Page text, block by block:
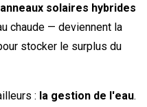
solaires hybrides
chaude — deviennent la
stocker le surplus du
: la gestion de l'eau.